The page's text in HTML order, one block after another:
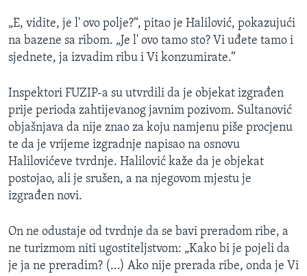
„E, vidite, je l' ovo polje?“, pitao je Halilović, pokazujući
na bazene sa ribom. „Je l' ovo tamo sto? Vi uđete tamo i
sjednete, ja izvadim ribu i Vi konzumirate.“
Inspektori FUZIP-a su utvrdili da je objekat izgrađen
prije perioda zahtijevanog javnim pozivom. Sultanović
objašnjava da nije znao za koju namjenu piše procjenu
te da je vrijeme izgradnje napisao na osnovu
Halilovićeve tvrdnje. Halilović kaže da je objekat
postojao, ali je srušen, a na njegovom mjestu je
izgrađen novi.
On ne odustaje od tvrdnje da se bavi preradom ribe, a
ne turizmom niti ugostiteljstvom: „Kako bi je pojeli da
je ja ne preradim? (...) Ako nije prerada ribe, onda je Vi